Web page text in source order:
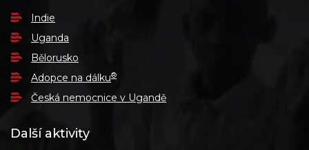
Indie
Uganda
Bělorusko
Adopce na dálku®
Česká nemocnice v Ugandě
Další aktivity